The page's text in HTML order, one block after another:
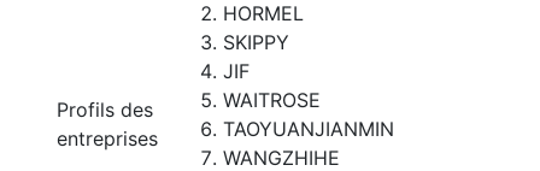
Profils des
entreprises
HORMEL
SKIPPY
JIF
WAITROSE
TAOYUANJIANMIN
WANGZHIHE